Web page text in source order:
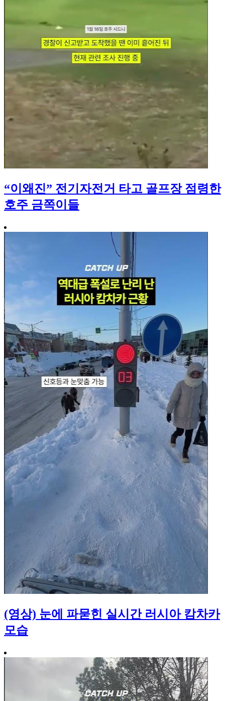
“이왜진” 전기자전거 타고 골프장 점령한
호주 금쪽이들
(영상) 눈에 파묻힌 실시간 러시아 캄차카
모습